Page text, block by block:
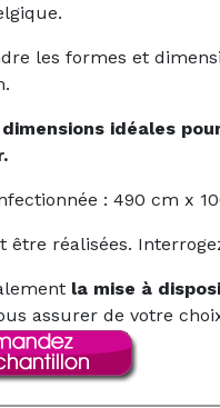
les formes et
idéales
: 490 cm x
réalisées.
la mise à
assurer de votre